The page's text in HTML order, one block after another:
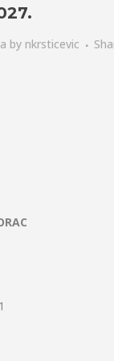
by nkrsticevic